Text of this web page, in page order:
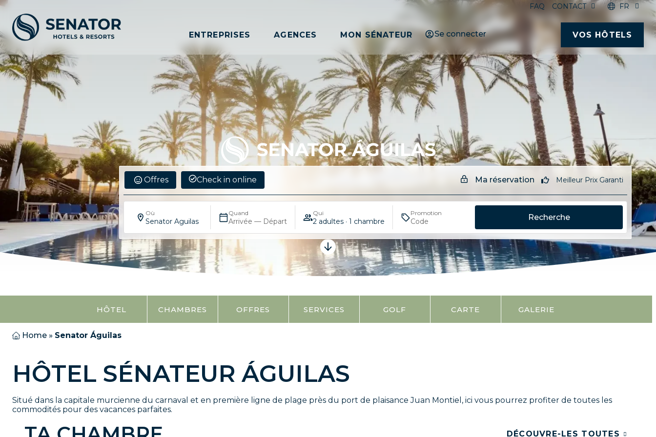
FAQ CONTACT FR
ENTREPRISES AGENCES MON SÉNATEUR Se connecter VOS HÔTELS
Offres Check in online Ma réservation Meilleur Prix Garanti
Où
Senator Aguilas
Quand
Arrivée — Départ
Qui
2 adultes · 1 chambre
Promotion Recherche
HÔTEL CHAMBRES OFFRES SERVICES GOLF CARTE GALERIE
Home » Senator Águilas
HÔTEL SÉNATEUR ÁGUILAS
Situé dans la capitale murcienne du carnaval et en première ligne de plage près du port de plaisance Juan Montiel, ici vous pourrez profiter de toutes les
commodités pour des vacances parfaites.
DÉCOUVRE-LES TOUTES